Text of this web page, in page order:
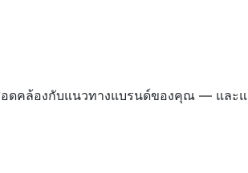
อดคล้องกับแนวทางแบรนด์ของคุณ — และ